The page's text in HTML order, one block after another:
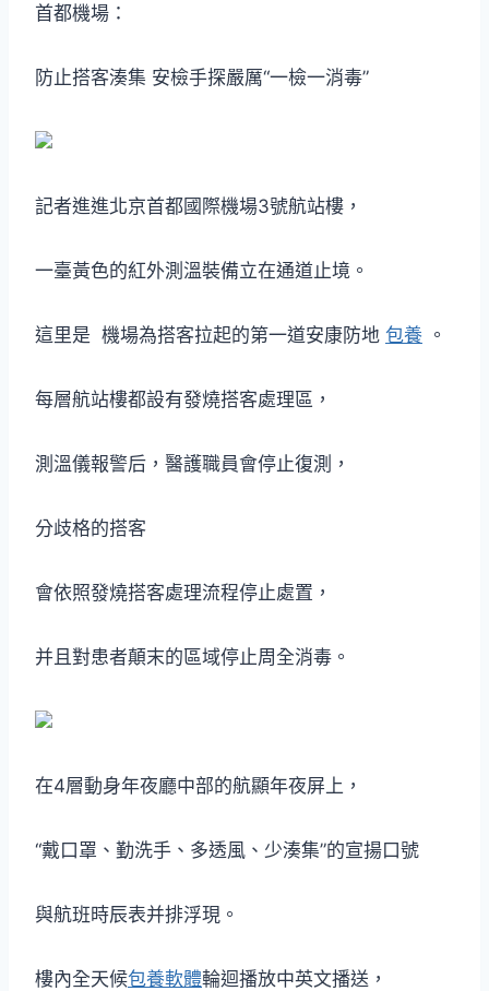
首都機場：
防止搭客湊集 安檢手探嚴厲“一檢一消毒”
記者進進北京首都國際機場3號航站樓，
一臺黃色的紅外測溫裝備立在通道止境。
這里是 機場為搭客拉起的第一道安康防地 包養 。
每層航站樓都設有發燒搭客處理區，
測溫儀報警后，醫護職員會停止復測，
分歧格的搭客
會依照發燒搭客處理流程停止處置，
并且對患者顛末的區域停止周全消毒。
在4層動身年夜廳中部的航顯年夜屏上，
“戴口罩、勤洗手、多透風、少湊集”的宣揚口號
與航班時辰表并排浮現。
樓內全天候包養軟體輪迴播放中英文播送，